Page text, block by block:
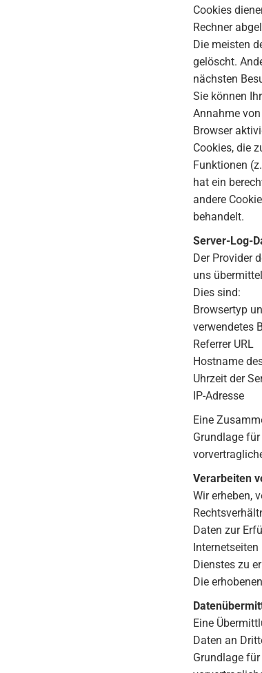
Cookies
Rechner
Die meisten
gelöscht.
nächsten
Sie können
Annahme
Browser
Cookies, die
Funktionen
hat ein
andere
behandelt.
Server-Log-
Der Provider
uns
Dies sind:
Browsertyp
verwendetes
Referrer URL
Hostname
Uhrzeit der
IP-Adresse
Eine
Grundlage
Verarbeiten
Wir erheben,
Daten zur
Dienstes zu
Die
Eine
Daten an
Grundlage